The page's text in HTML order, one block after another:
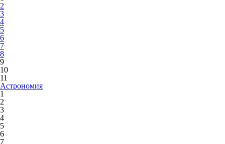
2
3
4
5
6
7
8
9
10
11
Астрономия
1
2
3
4
5
6
7